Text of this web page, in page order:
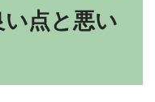
点と悪い